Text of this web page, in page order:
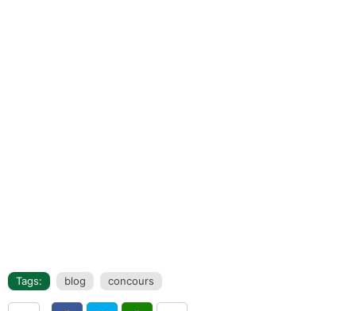
Tags: blog concours